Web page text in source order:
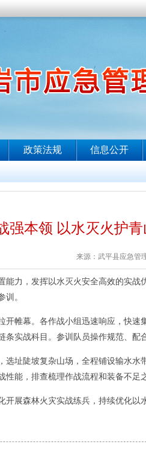
强本领 以水灭火护
来源：武平县应急管
力，发挥以水灭火安全高效的实战
训。
帷幕。各作战小组迅速响应，快速
条实战科目。参训队员操作规范、
址陡坡复杂山场，全程铺设输水水
性能，排查梳理作战流程和装备不
展森林火灾实战练兵，持续优化以